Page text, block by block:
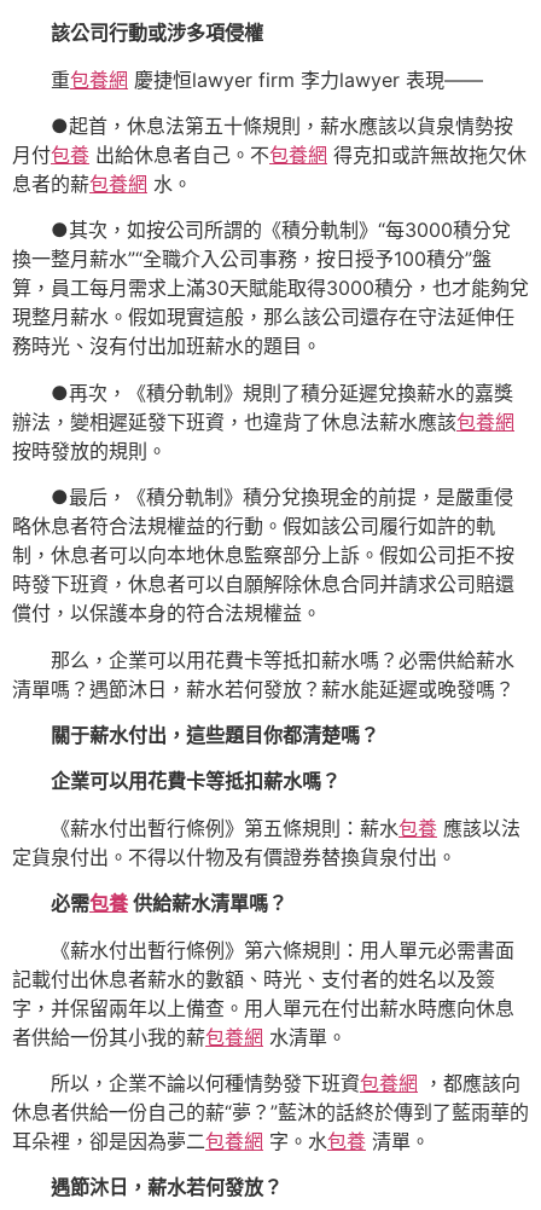
該公司行動或涉多項侵權
重包養網 慶捷恒lawyer firm 李力lawyer 表現——
●起首，休息法第五十條規則，薪水應該以貨泉情勢按
月付包養 出給休息者自己。不包養網 得克扣或許無故拖欠休
息者的薪包養網 水。
●其次，如按公司所謂的《積分軌制》“每3000積分兌
換一整月薪水”“全職介入公司事務，按日授予100積分”盤
算，員工每月需求上滿30天賦能取得3000積分，也才能夠兌
現整月薪水。假如現實這般，那么該公司還存在守法延伸任
務時光、沒有付出加班薪水的題目。
●再次，《積分軌制》規則了積分延遲兌換薪水的嘉獎
辦法，變相遲延發下班資，也違背了休息法薪水應該包養網
按時發放的規則。
●最后，《積分軌制》積分兌換現金的前提，是嚴重侵
略休息者符合法規權益的行動。假如該公司履行如許的軌
制，休息者可以向本地休息監察部分上訴。假如公司拒不按
時發下班資，休息者可以自願解除休息合同并請求公司賠還
償付，以保護本身的符合法規權益。
那么，企業可以用花費卡等抵扣薪水嗎？必需供給薪水
清單嗎？遇節沐日，薪水若何發放？薪水能延遲或晚發嗎？
關于薪水付出，這些題目你都清楚嗎？
企業可以用花費卡等抵扣薪水嗎？
《薪水付出暫行條例》第五條規則：薪水包養 應該以法
定貨泉付出。不得以什物及有價證券替換貨泉付出。
必需包養 供給薪水清單嗎？
《薪水付出暫行條例》第六條規則：用人單元必需書面
記載付出休息者薪水的數額、時光、支付者的姓名以及簽
字，并保留兩年以上備查。用人單元在付出薪水時應向休息
者供給一份其小我的薪包養網 水清單。
所以，企業不論以何種情勢發下班資包養網 ，都應該向
休息者供給一份自己的薪“夢？”藍沐的話終於傳到了藍雨華的
耳朵裡，卻是因為夢二包養網 字。水包養 清單。
遇節沐日， 薪水若何發放？